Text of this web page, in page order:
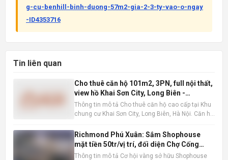
g-cu-benhill-binh-duong-57m2-gia-2-3-ty-vao-o-ngay
-ID4353716
Tin liên quan
Cho thuê căn hộ 101m2, 3PN, full nội thất,
view hồ Khai Sơn City, Long Biên -
16tr/tháng
Thông tin mô tả Cho thuê căn hộ cao cấp tại Khu
chung cư Khai Sơn City, Long Biên, Hà Nội. Căn hộ
đãng ra hồ điều hòa, mang đến không gian sống
trong lành và thư thái. Với diện tích sàn rộng rãi
101m2 ,
Richmond Phú Xuân: Sắm Shophouse
mặt tiền 50tr/vị trí, đối diện Chợ Cống
Mới, Huế
Thông tin mô tả Cơ hội vàng sở hữu Shophouse